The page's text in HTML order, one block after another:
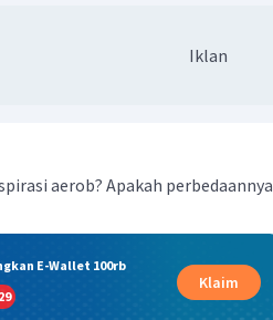
Iklan
aerob? Apakah perbedaannya
E-Wallet 100rb
28
Klaim